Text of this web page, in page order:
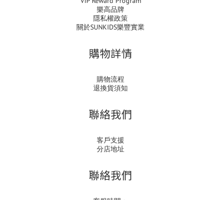
樂高品牌
隱私權政策
關於SUNKIDS樂豐實業
購物詳情
購物流程
退換貨須知
聯絡我們
客戶支援
分店地址
聯絡我們